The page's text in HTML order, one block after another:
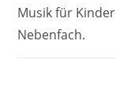
Musik für
Nebenfach.